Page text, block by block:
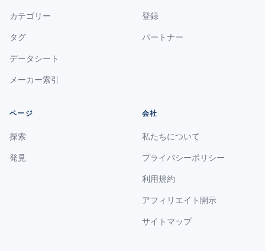
カテゴリー
タグ
データシート
メーカー索引
登録
パートナー
ページ
探索
発見
会社
私たちについて
プライバシーポリシー
利用規約
アフィリエイト開示
サイトマップ